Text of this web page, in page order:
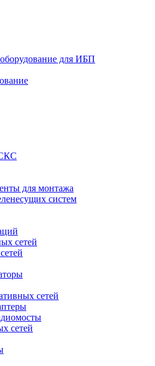
для ИБП
для монтажа
систем
сетей
сетей
сетей